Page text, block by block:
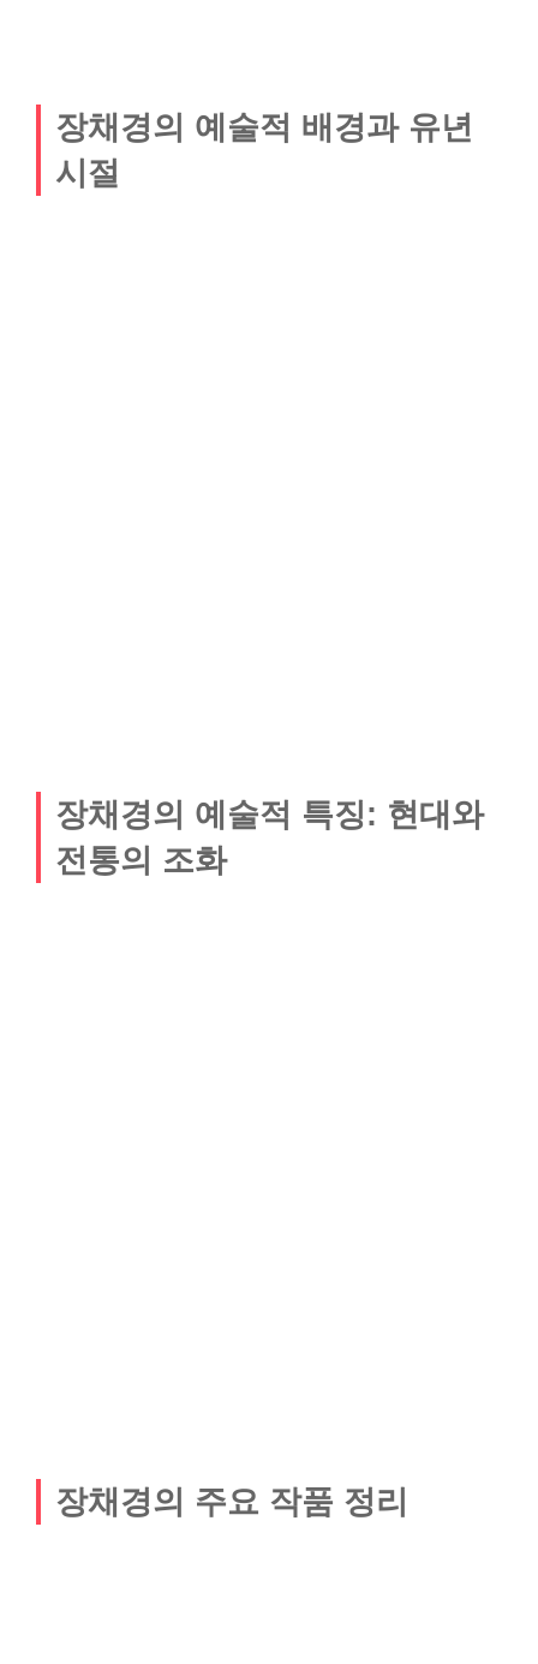
장채경의 예술적 배경과 유년
시절
장채경의 예술적 특징: 현대와
전통의 조화
장채경의 주요 작품 정리